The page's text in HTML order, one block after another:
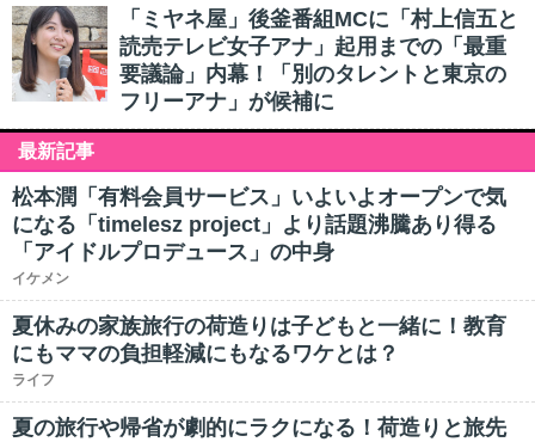
「ミヤネ屋」後釜番組MCに「村上信五と
読売テレビ女子アナ」起用までの「最重
要議論」内幕！「別のタレントと東京の
フリーアナ」が候補に
最新記事
松本潤「有料会員サービス」いよいよオープンで気
になる「timelesz project」より話題沸騰あり得る
「アイドルプロデュース」の中身
イケメン
夏休みの家族旅行の荷造りは子どもと一緒に！教育
にもママの負担軽減にもなるワケとは？
ライフ
夏の旅行や帰省が劇的にラクになる！荷造りと旅先